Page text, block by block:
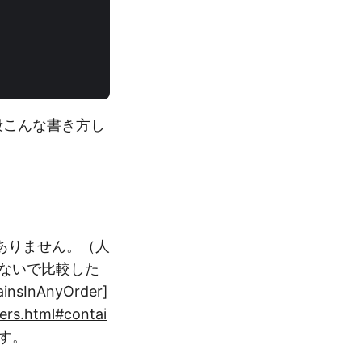
んな書き方し
りません。（人
いで比較した
。